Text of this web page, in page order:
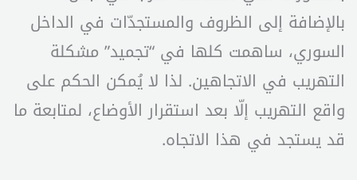
بالإضافة إلى الظروف والمستجدّات في الداخل
السوري، ساهمت كلها في “تجميد” مشكلة
التهريب في الاتجاهين. لذا لا يُمكن الحكم على
واقع التهريب إلّا بعد استقرار الأوضاع، لمتابعة ما
قد يستجد في هذا الاتجاه.